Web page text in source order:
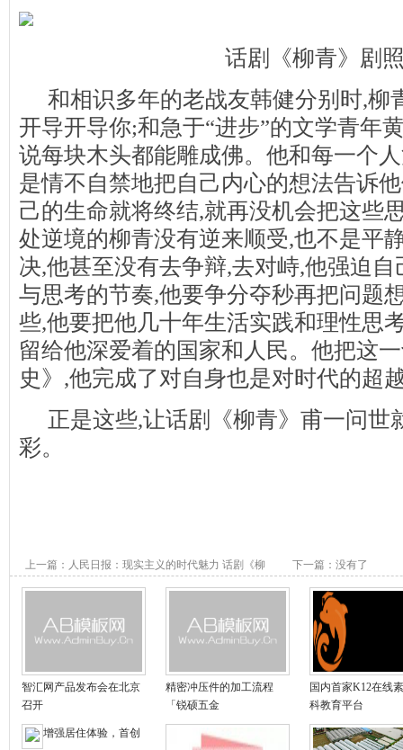
话剧《柳青》剧
和相识多年的老战友韩健分别时,柳
开导开导你;和急于“进步”的文学青年
说每块木头都能雕成佛。他和每一个
是情不自禁地把自己内心的想法告诉
己的生命就将终结,就再没机会把这些
处逆境的柳青没有逆来顺受,也不是平
决,他甚至没有去争辩,去对峙,他强迫
与思考的节奏,他要争分夺秒再把问题
些,他要把他几十年生活实践和理性思
留给他深爱着的国家和人民。他把这
史》,他完成了对自身也是对时代的超
正是这些,让话剧《柳青》甫一问世
彩。
上一篇： 人民日报：现实主义的时代魅力 话剧《柳
青》的启示
下一篇：没有了
智汇网产品发布会在北京
召开
精密冲压件的加工流程
「锐硕五金
国内首家K12在线
科教育平台
增强居住体验，首创